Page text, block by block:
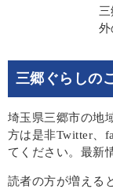
外
三郷ぐらしの
埼玉県三郷市の地
方は是非Twitter、
てください。最新
読者の方が増える